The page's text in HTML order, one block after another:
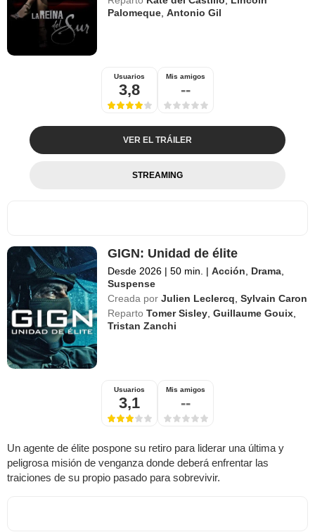
Palomeque ,Antonio Gil
Usuarios
3,8
Mis amigos
--
VER EL TRÁILER
STREAMING
GIGN: Unidad de élite
Desde 2026 | 50 min. | Acción Drama
Suspense
Creada por Julien Leclercq ,Sylvain Caron
Reparto Tomer Sisley ,Guillaume Gouix
Tristan Zanchi
Usuarios
3,1
Mis amigos
--
Un agente de élite pospone su retiro para liderar una última y
peligrosa misión de venganza donde deberá enfrentar las
traiciones de su propio pasado para sobrevivir.